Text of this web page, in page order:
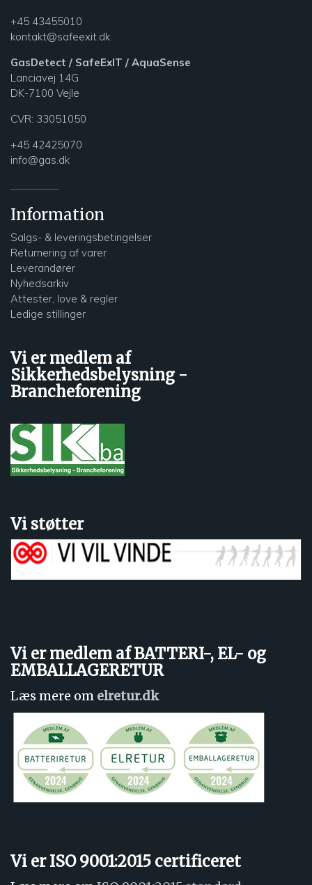
+45 43455010
kontakt@safeexit.dk
GasDetect / SafeExIT / AquaSense
Lanciavej 14G
DK-7100 Vejle
CVR: 33051050
+45 42425070
info@gas.dk
Information
Salgs- & leveringsbetingelser
Returnering af varer
Leverandører
Nyhedsarkiv
Attester, love & regler
Ledige stillinger
Vi er medlem af
Sikkerhedsbelysning -
Brancheforening
Vi støtter
Vi er medlem af BATTERI-, EL- og
EMBALLAGERETUR
Læs mere om elretur.dk
Vi er ISO 9001:2015 certificeret